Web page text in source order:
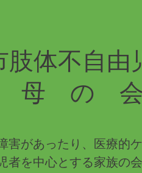
肢体不自由
の 会
害があったり、医療的
者を中心とする家族の会